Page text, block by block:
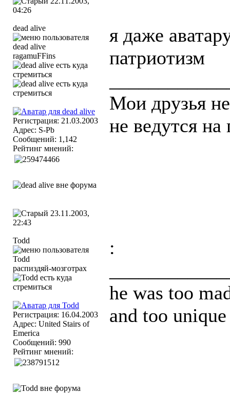
04:26
dead alive
ragamuFFins
Регистрация: 21.03.2003
Адрес: S-Pb
Сообщений: 1,142
Рейтинг мнений:
я даже
патриотизм
Мои друзья
не ведутся на
23.11.2003,
22:43
Todd
распиздяй-мозготрах
Регистрация: 16.04.2003
Адрес: United Stairs of
Emerica
Сообщений: 990
Рейтинг мнений:
:
he was too
and too